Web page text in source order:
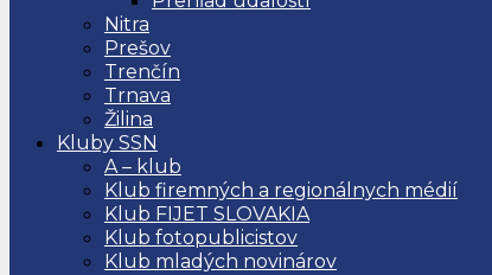
Nitra
Prešov
Trenčín
Trnava
Žilina
Kluby SSN
A – klub
Klub firemných a regionálnych médií
Klub FIJET SLOVAKIA
Klub fotopublicistov
Klub mladých novinárov